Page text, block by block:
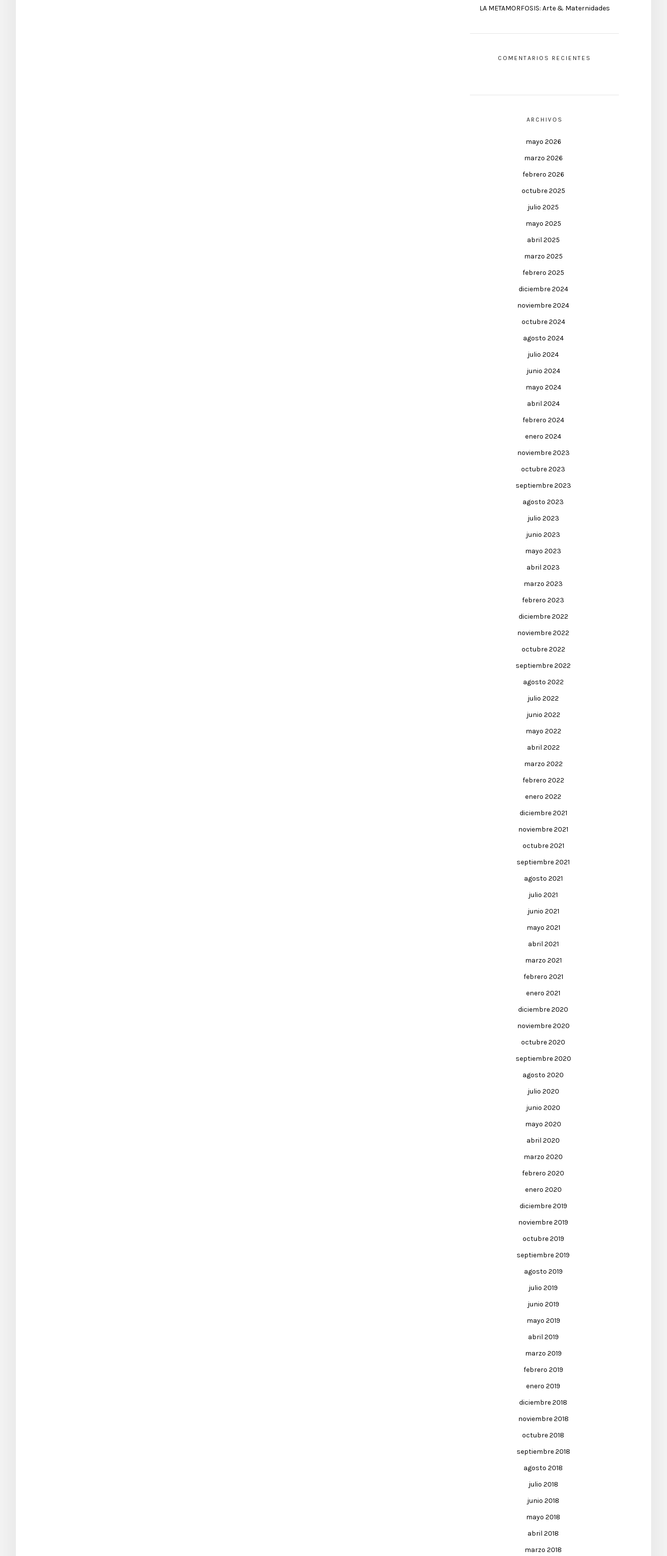
LA METAMORFOSIS: Arte & Maternidades
COMENTARIOS RECIENTES
ARCHIVOS
mayo 2026
marzo 2026
febrero 2026
octubre 2025
julio 2025
mayo 2025
abril 2025
marzo 2025
febrero 2025
diciembre 2024
noviembre 2024
octubre 2024
agosto 2024
julio 2024
junio 2024
mayo 2024
abril 2024
febrero 2024
enero 2024
noviembre 2023
octubre 2023
septiembre 2023
agosto 2023
julio 2023
junio 2023
mayo 2023
abril 2023
marzo 2023
febrero 2023
diciembre 2022
noviembre 2022
octubre 2022
septiembre 2022
agosto 2022
julio 2022
junio 2022
mayo 2022
abril 2022
marzo 2022
febrero 2022
enero 2022
diciembre 2021
noviembre 2021
octubre 2021
septiembre 2021
agosto 2021
julio 2021
junio 2021
mayo 2021
abril 2021
marzo 2021
febrero 2021
enero 2021
diciembre 2020
noviembre 2020
octubre 2020
septiembre 2020
agosto 2020
julio 2020
junio 2020
mayo 2020
abril 2020
marzo 2020
febrero 2020
enero 2020
diciembre 2019
noviembre 2019
octubre 2019
septiembre 2019
agosto 2019
julio 2019
junio 2019
mayo 2019
abril 2019
marzo 2019
febrero 2019
enero 2019
diciembre 2018
noviembre 2018
octubre 2018
septiembre 2018
agosto 2018
julio 2018
junio 2018
mayo 2018
abril 2018
marzo 2018